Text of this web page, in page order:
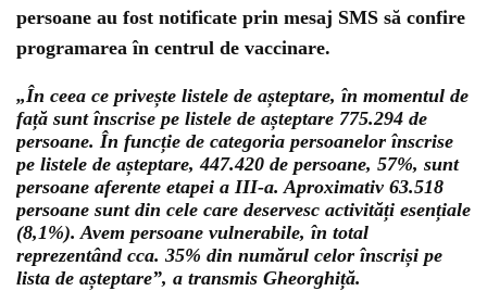
persoane au fost notificate prin mesaj SMS să confire
programarea în centrul de vaccinare.
„În ceea ce privește listele de așteptare, în momentul de
față sunt înscrise pe listele de așteptare 775.294 de
persoane. În funcție de categoria persoanelor înscrise
pe listele de așteptare, 447.420 de persoane, 57%, sunt
persoane aferente etapei a III-a. Aproximativ 63.518
persoane sunt din cele care deservesc activități esențiale
(8,1%). Avem persoane vulnerabile, în total
reprezentând cca. 35% din numărul celor înscriși pe
lista de așteptare”, a transmis Gheorghiță.